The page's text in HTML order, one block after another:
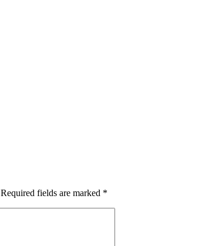
Required fields are marked *